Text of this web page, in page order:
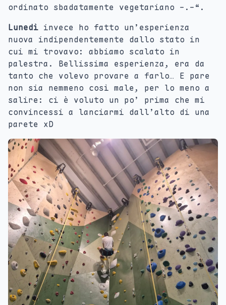
ordinato sbadatamente vegetariano -.-“.
Lunedì invece ho fatto un’esperienza
nuova indipendentemente dallo stato in
cui mi trovavo: abbiamo scalato in
palestra. Bellissima esperienza, era da
tanto che volevo provare a farlo… E pare
non sia nemmeno così male, per lo meno a
salire: ci è voluto un po’ prima che mi
convincessi a lanciarmi dall’alto di una
parete xD